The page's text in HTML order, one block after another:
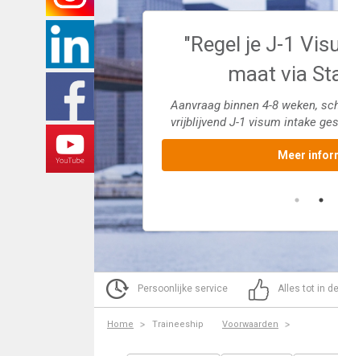
in de grote
en meer. Schrijf je in voor
"Regel je J-1
maat via
Aanvraag binnen 4-8 weken,
vrijblijvend J-1 visum intake
Persoonlijke service Alles tot in
Home Traineeship Voorwaarden